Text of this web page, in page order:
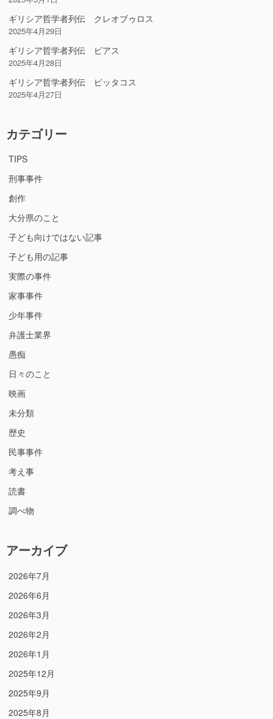
ギリシア哲学者列伝 クレオブゥロス
2025年4月29日
ギリシア哲学者列伝 ビアス
2025年4月28日
ギリシア哲学者列伝 ピッタコス
2025年4月27日
カテゴリー
TIPS
刑事事件
創作
大分県のこと
子ども向けではない記事
子ども用の記事
実際の事件
家事事件
少年事件
弁護士業界
愚痴
日々のこと
映画
未分類
歴史
民事事件
考え事
読書
調べ物
アーカイブ
2026年7月
2026年6月
2026年3月
2026年2月
2026年1月
2025年12月
2025年9月
2025年8月